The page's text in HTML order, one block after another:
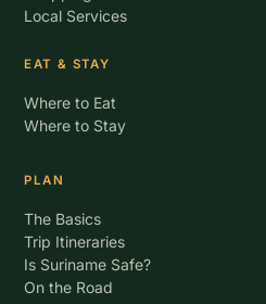
Local Services
EAT & STAY
Where to Eat
Where to Stay
PLAN
The Basics
Trip Itineraries
Is Suriname Safe?
On the Road